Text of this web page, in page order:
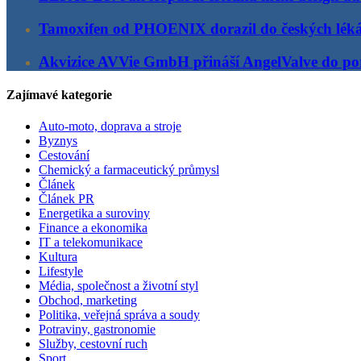
Tamoxifen od PHOENIX dorazil do českých
Akvizice AVVie GmbH přináší AngelValve do
Zajímavé kategorie
Auto-moto, doprava a stroje
Byznys
Cestování
Chemický a farmaceutický průmysl
Článek
Článek PR
Energetika a suroviny
Finance a ekonomika
IT a telekomunikace
Kultura
Lifestyle
Média, společnost a životní styl
Obchod, marketing
Politika, veřejná správa a soudy
Potraviny, gastronomie
Služby, cestovní ruch